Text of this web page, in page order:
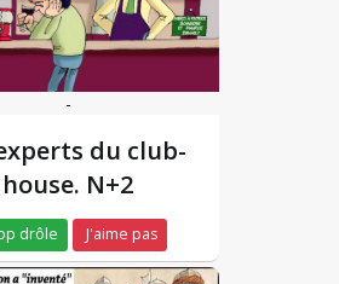
-
du club-
house. N+2
drôle J'aime pas